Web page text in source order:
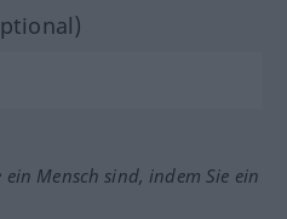
Mensch sind, indem Sie ein